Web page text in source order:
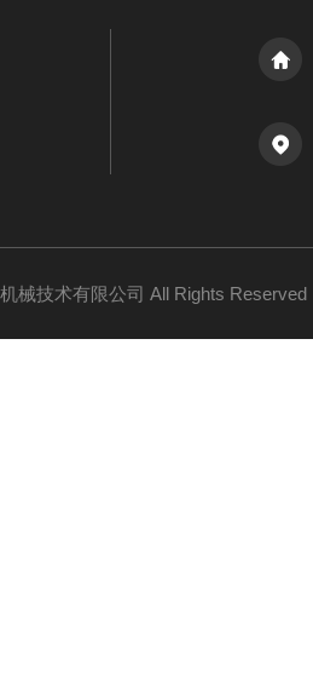
械技术有限公司 All Rights